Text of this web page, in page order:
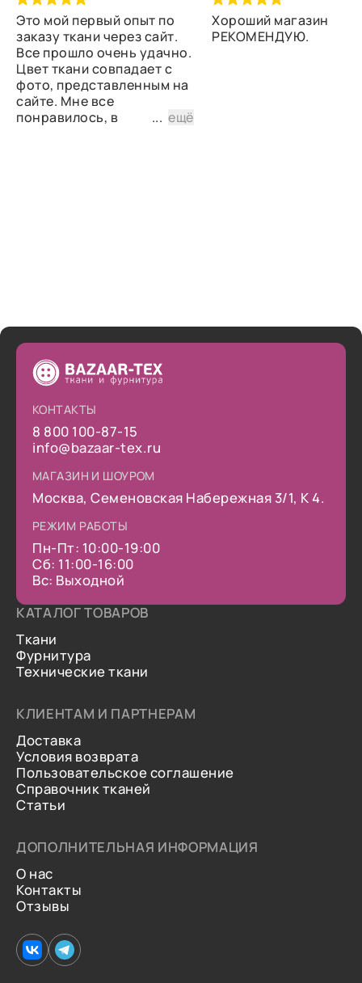
Это мой первый опыт по
заказу ткани через сайт.
Все прошло очень удачно.
Цвет ткани совпадает с
фото, представленным на
сайте. Мне все
понравилось, в
...ещё
Хороший магазин
РЕКОМЕНДУЮ.
КОНТАКТЫ
8 800 100-87-15
info@bazaar-tex.ru
МАГАЗИН И ШОУРОМ
Москва, Семеновская Набережная 3/1, К 4.
РЕЖИМ РАБОТЫ
Пн-Пт: 10:00-19:00
Сб: 11:00-16:00
Вс: Выходной
КАТАЛОГ ТОВАРОВ
Ткани
Фурнитура
Технические ткани
КЛИЕНТАМ И ПАРТНЕРАМ
Доставка
Условия возврата
Пользовательское соглашение
Справочник тканей
Статьи
ДОПОЛНИТЕЛЬНАЯ ИНФОРМАЦИЯ
О нас
Контакты
Отзывы